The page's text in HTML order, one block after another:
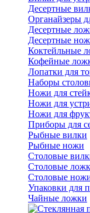
Десертные
Органайзеры
Десертные
Десертные
Коктейльные
Кофейные
Лопатки для
Наборы
Ножи для
Ножи для
Ножи для
Приборы для
Рыбные вилки
Рыбные ножи
Столовые
Столовые
Столовые
Упаковки для
Чайные ложки